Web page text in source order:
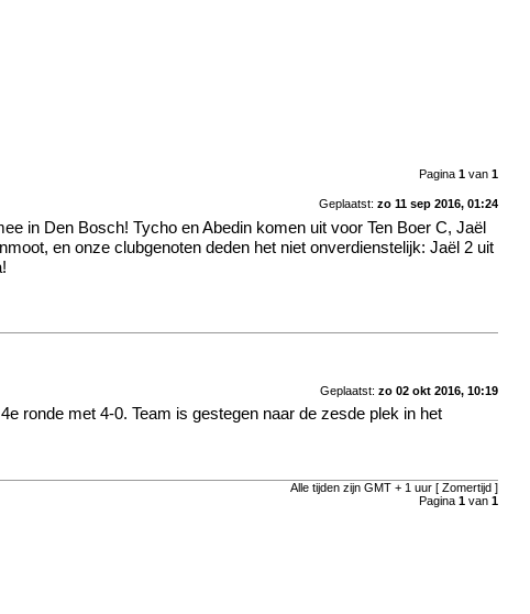
Pagina 1van 1
Geplaatst: zo 11 sep 2016, 01:24
in Den Bosch! Tycho en Abedin komen uit voor Ten Boer C, Jaël
en onze clubgenoten deden het niet onverdienstelijk: Jaël 2 uit
Geplaatst: zo 02 okt 2016, 10:19
ronde met 4-0. Team is gestegen naar de zesde plek in het
Alle tijden zijn GMT + 1 uur [ Zomertijd ]
Pagina 1van 1